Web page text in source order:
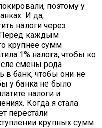
поэтому у
И да,
налоги через
Перед каждым
крупнее сумм
1% налога, чтобы ко
смены рода
в банк, чтобы они не
у банка не было
налоги и
Когда я стала
перестали
крупных сумм.